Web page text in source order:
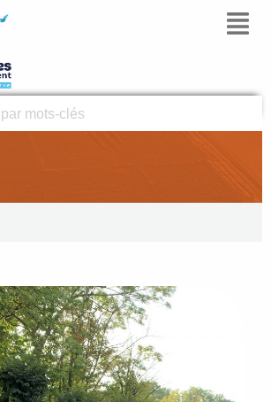
des cookies